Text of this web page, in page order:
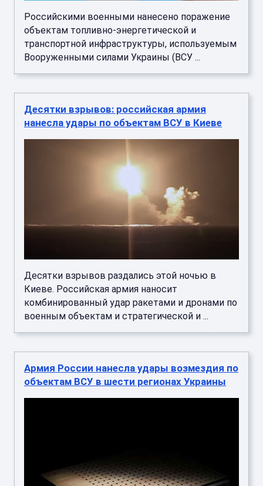
Российскими военными нанесено поражение
объектам топливно-энергетической и
транспортной инфраструктуры, используемым
Вооруженными силами Украины (ВСУ ...
Десятки взрывов: российская армия
нанесла удары по объектам ВСУ в Киеве
Десятки взрывов раздались этой ночью в
Киеве. Российская армия наносит
комбинированный удар ракетами и дронами по
военным объектам и стратегической и ...
Армия России нанесла удары возмездия по
объектам ВСУ в шести регионах Украины